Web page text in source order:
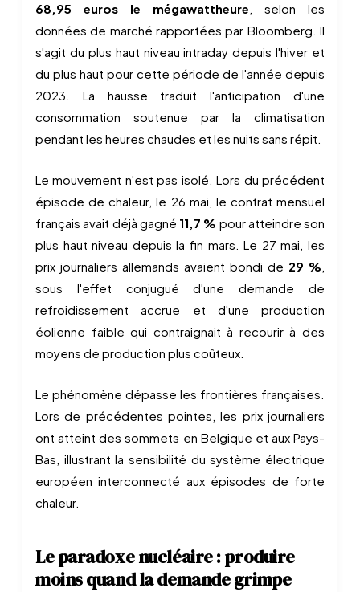
68,95 euros le mégawattheure, selon les
données de marché rapportées par Bloomberg. Il
s'agit du plus haut niveau intraday depuis l'hiver et
du plus haut pour cette période de l'année depuis
2023. La hausse traduit l'anticipation d'une
consommation soutenue par la climatisation
pendant les heures chaudes et les nuits sans répit.
Le mouvement n'est pas isolé. Lors du précédent
épisode de chaleur, le 26 mai, le contrat mensuel
français avait déjà gagné 11,7 % pour atteindre son
plus haut niveau depuis la fin mars. Le 27 mai, les
prix journaliers allemands avaient bondi de 29 %,
sous l'effet conjugué d'une demande de
refroidissement accrue et d'une production
éolienne faible qui contraignait à recourir à des
moyens de production plus coûteux.
Le phénomène dépasse les frontières françaises.
Lors de précédentes pointes, les prix journaliers
ont atteint des sommets en Belgique et aux Pays-
Bas, illustrant la sensibilité du système électrique
européen interconnecté aux épisodes de forte
chaleur.
Le paradoxe nucléaire : produire
moins quand la demande grimpe